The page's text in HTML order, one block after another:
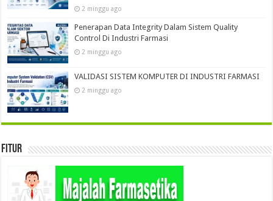
2 minggu ago
Penerapan Data Integrity Dalam Sistem Quality
Control Di Industri Farmasi
2 minggu ago
VALIDASI SISTEM KOMPUTER DI INDUSTRI FARMASI
2 minggu ago
Fitur